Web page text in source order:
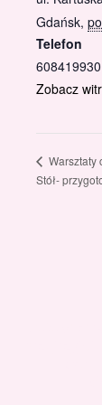
Gdańsk,
Telefon
608419930
Zobacz
Warsztaty
Stół-